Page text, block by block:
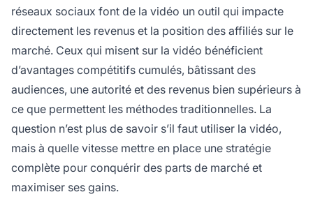
réseaux sociaux font de la vidéo un outil qui impacte
directement les revenus et la position des affiliés sur le
marché. Ceux qui misent sur la vidéo bénéficient
d’avantages compétitifs cumulés, bâtissant des
audiences, une autorité et des revenus bien supérieurs à
ce que permettent les méthodes traditionnelles. La
question n’est plus de savoir s’il faut utiliser la vidéo,
mais à quelle vitesse mettre en place une stratégie
complète pour conquérir des parts de marché et
maximiser ses gains.